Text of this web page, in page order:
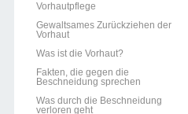
Vorhautpflege
Gewaltsames Zurückziehen der
Vorhaut
Was ist die Vorhaut?
Fakten, die gegen die
Beschneidung sprechen
Was durch die Beschneidung
verloren geht